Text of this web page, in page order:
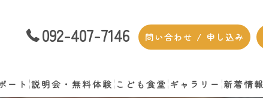
092-407-7146 問い合わせ / 申し込み
ート 説明会・無料体験 こども食堂 ギャラリー 新着情報